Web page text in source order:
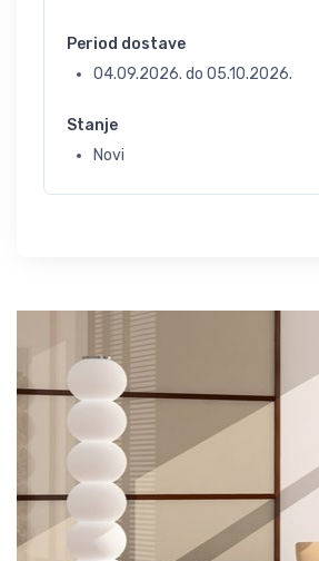
Period dostave
04.09.2026. do 05.10.2026.
Stanje
Novi